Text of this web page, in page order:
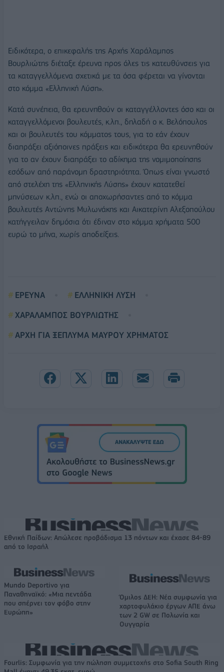
Ειδικότερα, ο επικεφαλής της Αρχής Χαράλαμπος
Βουρλιώτης διέταξε έρευνα προς όλες τις κατευθύνσεις για
τα καταγγελλόμενα σχετικά με τα όσα φέρεται να γίνονται
στο κόμμα «Ελληνική Λύση».
Κατά συνέπεια, θα ερευνηθούν οι καταγγέλλοντες όσο και οι
καταγγελλόμενοι βουλευτές, κ.λπ., δηλαδή ο κ. Βελόπουλος
και οι βουλευτές του κόμματος τους, για το εάν έχουν
διαπράξει αξιόποινες πράξεις και ειδικότερα θα ερευνηθούν
για το αν έχουν διαπράξει το αδίκημα της νομιμοποίησης
εσόδων από παράνομη δραστηριότητα. Όπως είναι γνωστό
από στελέχη της «Ελληνικής Λύσης» έχουν κατατεθεί
μηνύσεων κ.λπ., ενώ οι αποχωρήσαντες από το κόμμα
βουλευτές Αντώνης Μυλωνάκης και Αικατερίνη Αλεξοπούλου
κατήγγειλαν δημόσια ότι έδιναν στο κόμμα χρήματα 500
ευρώ το μήνα, χωρίς αποδείξεις.
ΕΡΕΥΝΑ
ΕΛΛΗΝΙΚΗ ΛΥΣΗ
ΧΑΡΑΛΑΜΠΟΣ ΒΟΥΡΛΙΩΤΗΣ
ΑΡΧΗ ΓΙΑ ΞΕΠΛΥΜΑ ΜΑΥΡΟΥ ΧΡΗΜΑΤΟΣ
Εθνική Παίδων: Απώλεσε προβάδισμα 13 πόντων και έχασε 84-89
από το Ισραήλ
Mundo Deportivo για
Παναθηναϊκό: «Μια πεντάδα
που σπέρνει τον φόβο στην
Ευρώπη»
Όμιλος ΔΕΗ: Νέα συμφωνία για
χαρτοφυλάκιο έργων ΑΠΕ άνω
των 2 GW σε Πολωνία και
Ουγγαρία
Fourlis: Συμφωνία για την πώληση συμμετοχής στο Sofia South Ring